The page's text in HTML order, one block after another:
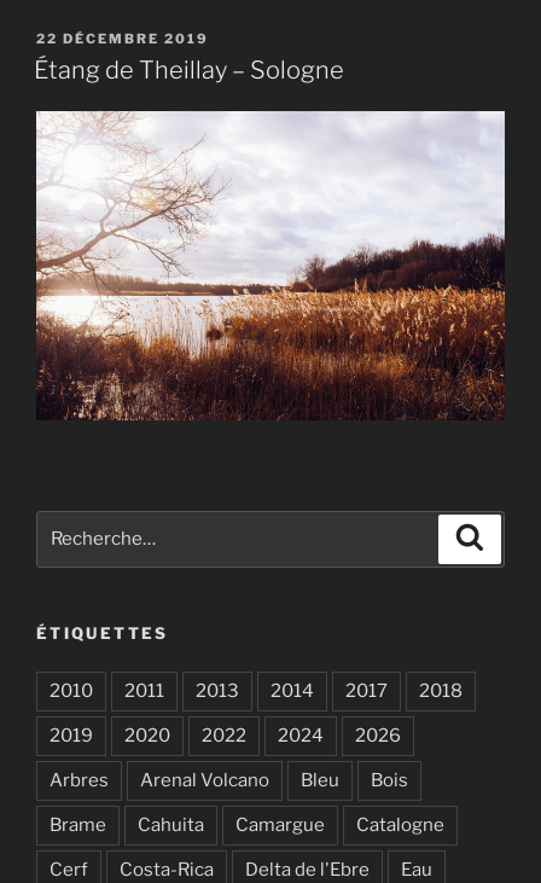
PUBLIÉ
LE
22 DÉCEMBRE 2019
Étang de Theillay – Sologne
ÉTIQUETTES
2010 2011 2013 2014 2017 2018
2019 2020 2022 2024 2026
Arbres Arenal Volcano Bleu Bois
Brame Cahuita Camargue Catalogne
Cerf Costa-Rica Delta de l'Ebre Eau